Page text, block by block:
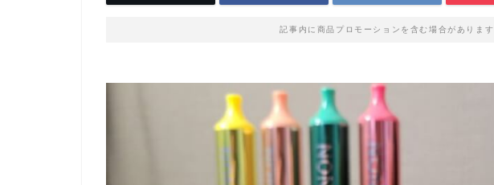
記事内に商品プロモーションを含む場合があります